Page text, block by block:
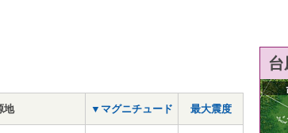
地 ▼マグニチュード 最大震度